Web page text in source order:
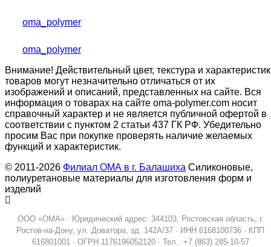
oma_polymer
oma_polymer
Внимание! Действительный цвет, текстура и
товаров могут незначительно отличаться от их
изображений и описаний, представленных на сайте. Вся
информация о товарах на сайте oma-polymer.com носит
справочный характер и не является публичной офертой в
соответствии с пунктом 2 статьи 437 ГК РФ. Убедительно
просим Вас при покупке проверять наличие желаемых
функций и характеристик.
© 2011-2026 Филиал ОМА в г. Балашиха Силиконовые,
полиуретановые материалы для изготовления форм и
изделий
ООО «ОМА» · Юридический адрес: 344103, Ростовская область, г.
Ростов-на-Дону, ул. Доватора, зд. 142А/37 · ИНН 6168100736 · КПП
616801001 · ОГРН 1176196052120 · Тел.: +7 (863) 285-10-57